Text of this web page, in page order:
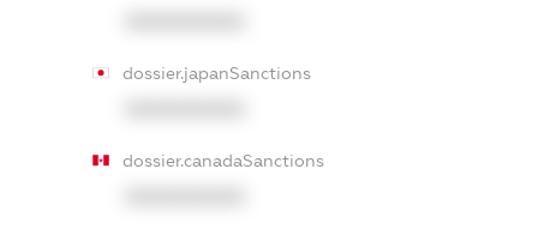
dossier.japanSanctions
dossier.canadaSanctions